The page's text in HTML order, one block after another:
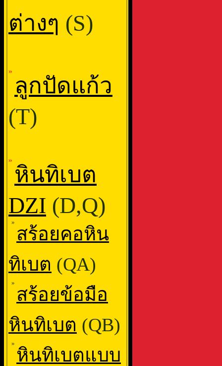
ต่างๆ (S)
»
ลูกปัดแก้ว
(T)
»
หินทิเบต
DZI (D,Q)
»
สร้อยคอหิน
ทิเบต (QA)
»
สร้อยข้อมือ
หินทิเบต (QB)
»
หินทิเบตแบบ